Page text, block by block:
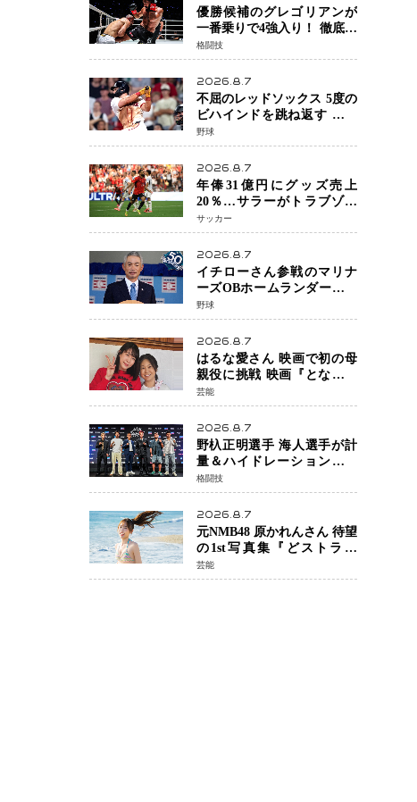
優勝候補のグレゴリアンが
一番乗りで4強入り！ 徹底し
たローキックでウスビャン
を攻略、判定勝利
格闘技
2026.8.7
不屈のレッドソックス 5度の
ビハインドを跳ね返す 延長
13回サヨナラ勝ち 吉田正尚
選手も2安打1打点で貢献 4得
点以上は驚異の28連勝
野球
2026.8.7
年俸31億円にグッズ売上
20％…サラーがトラブゾン
スポル加入 世界サッカーは
「五大リーグ一強」から新
時代へ
サッカー
2026.8.7
イチローさん参戦のマリナ
ーズOBホームランダービー
が無料生配信 北米ならで
はの“魅せる興行”に世界が
注目
野球
2026.8.7
はるな愛さん 映画で初の母
親役に挑戦 映画『となりの
とらんす少女ちゃん』11月7
日公開 未来の自分との対話
を描く注目作
芸能
2026.8.7
野杁正明選手 海人選手が計
量＆ハイドレーションテス
トをクリア「ONE
SAMURAI 2」決戦へ万全の
準備整う
格闘技
2026.8.7
元NMB48 原かれんさん 待望
の1st写真集『どストライ
ク』発売決定 バリで魅せる
25歳の新境地
芸能